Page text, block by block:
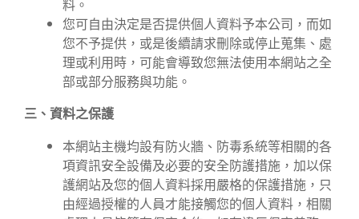
料。
您可自由決定是否提供個人資料予本公司，而如
您不予提供，或是後續請求刪除或停止蒐集、處
理或利用時，可能會導致您無法使用本網站之全
部或部分服務與功能。
三、資料之保護
本網站主機均設有防火牆、防毒系統等相關的各
項資訊安全設備及必要的安全防護措施，加以保
護網站及您的個人資料採用嚴格的保護措施，只
由經過授權的人員才能接觸您的個人資料，相關